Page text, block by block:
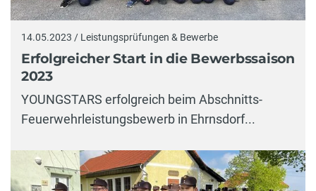
14.05.2023 / Leistungsprüfungen & Bewerbe
Erfolgreicher Start in die Bewerbssaison
2023
YOUNGSTARS erfolgreich beim Abschnitts-
Feuerwehrleistungsbewerb in Ehrnsdorf...